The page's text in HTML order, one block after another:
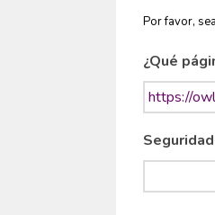
Por favor,
¿Qué